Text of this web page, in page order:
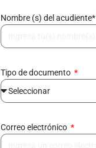
Nombre (s) del acudiente*
Tipo de documento
Correo electrónico